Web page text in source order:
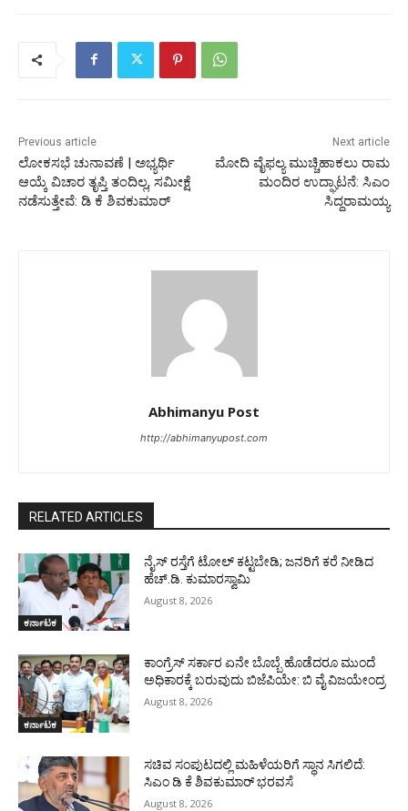
Previous article
ಲೋಕಸಭೆ ಚುನಾವಣೆ | ಅಭ್ಯರ್ಥಿ
ಆಯ್ಕೆ ವಿಚಾರ ತೃಪ್ತಿ ತಂದಿಲ್ಲ, ಸಮೀಕ್ಷೆ
ನಡೆಸುತ್ತೇವೆ: ಡಿ ಕೆ ಶಿವಕುಮಾರ್
Next article
ಮೋದಿ ವೈಫಲ್ಯ ಮುಚ್ಚಿಹಾಕಲು ರಾಮ
ಮಂದಿರ ಉದ್ಘಾಟನೆ: ಸಿಎಂ
ಸಿದ್ದರಾಮಯ್ಯ
Abhimanyu Post
http://abhimanyupost.com
RELATED ARTICLES
ಕರ್ನಾಟಕ
ನೈಸ್ ರಸ್ತೆಗೆ ಟೋಲ್ ಕಟ್ಟಬೇಡಿ; ಜನರಿಗೆ ಕರೆ ನೀಡಿದ
ಹೆಚ್.ಡಿ. ಕುಮಾರಸ್ವಾಮಿ
August 8, 2026
ಕರ್ನಾಟಕ
ಕಾಂಗ್ರೆಸ್ ಸರ್ಕಾರ ಏನೇ ಬೊಬ್ಬೆ ಹೊಡೆದರೂ ಮುಂದೆ
ಅಧಿಕಾರಕ್ಕೆ ಬರುವುದು ಬಿಜೆಪಿಯೇ: ಬಿ ವೈ ವಿಜಯೇಂದ್ರ
August 8, 2026
ಸಚಿವ ಸಂಪುಟದಲ್ಲಿ ಮಹಿಳೆಯರಿಗೆ ಸ್ಥಾನ ಸಿಗಲಿದೆ:
ಸಿಎಂ ಡಿ ಕೆ ಶಿವಕುಮಾರ್ ಭರವಸೆ
August 8, 2026